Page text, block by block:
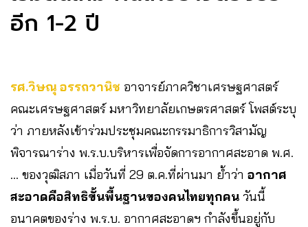
อีก 1-2 ปี
รศ.วิษณุ อรรถวานิช อาจารย์ภาควิชาเศรษฐศาสตร์
คณะเศรษฐศาสตร์ มหาวิทยาลัยเกษตรศาสตร์ โพสต์ระบุ
ว่า ภายหลังเข้าร่วมประชุมคณะกรรมาธิการวิสามัญ
พิจารณาร่าง พ.ร.บ.บริหารเพื่อจัดการอากาศสะอาด พ.ศ.
… ของวุฒิสภา เมื่อวันที่ 29 ต.ค.ที่ผ่านมา ย้ำว่า อากาศ
สะอาดคือสิทธิขั้นพื้นฐานของคนไทยทุกคน วันนี้
อนาคตของร่าง พ.ร.บ. อากาศสะอาดฯ กำลังขึ้นอยู่กับ